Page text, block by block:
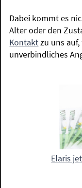
Dabei kommt es
Alter oder den
Kontaktzu uns
unverbindliches
Elaris